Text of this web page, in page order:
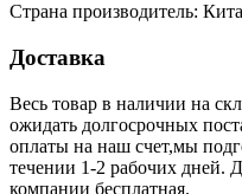
Страна производитель:
Доставка
Весь товар в наличии на
ожидать долгосрочных
оплаты на наш счет,мы
течении 1-2 рабочих дней.
компании бесплатная.